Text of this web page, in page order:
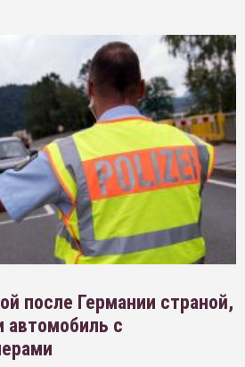
после Германии страной,
автомобиль с